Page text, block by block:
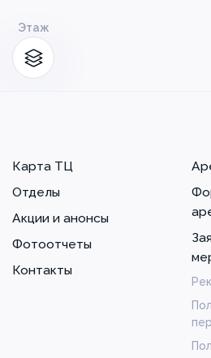
Этаж
Карта ТЦ
Отделы
Акции и анонсы
Фотоотчеты
Контакты